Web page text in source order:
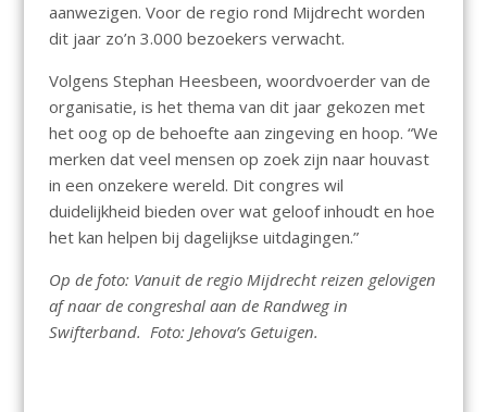
aanwezigen. Voor de regio rond Mijdrecht worden
dit jaar zo’n 3.000 bezoekers verwacht.
Volgens Stephan Heesbeen, woordvoerder van de
organisatie, is het thema van dit jaar gekozen met
het oog op de behoefte aan zingeving en hoop. “We
merken dat veel mensen op zoek zijn naar houvast
in een onzekere wereld. Dit congres wil
duidelijkheid bieden over wat geloof inhoudt en hoe
het kan helpen bij dagelijkse uitdagingen.”
Op de foto: Vanuit de regio Mijdrecht reizen gelovigen
af naar de congreshal aan de Randweg in
Swifterband. Foto: Jehova’s Getuigen.